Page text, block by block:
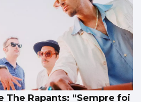
The Rapants: “Sempre foi